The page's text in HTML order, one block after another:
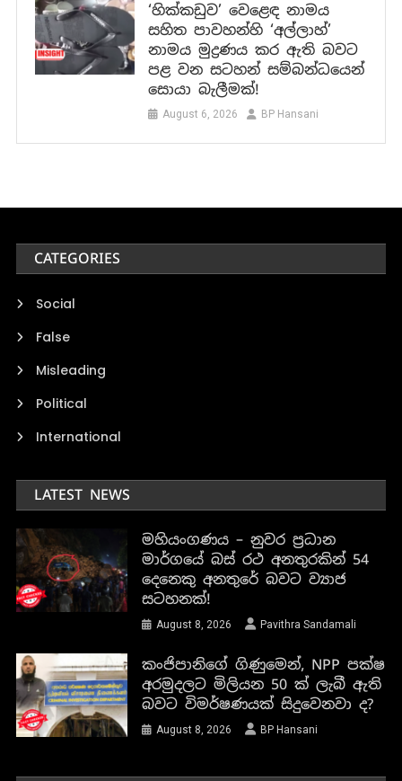
‘හික්කඩුව’ වෙළෙඳ නාමය
සහිත පාවහන්හි ‘අල්ලාහ්’
නාමය මුද්‍රණය කර ඇති බවට
පළ වන සටහන් සම්බන්ධයෙන්
සොයා බැලීමක්!
August 6, 2026 BP Hansani
CATEGORIES
Social
False
Misleading
Political
International
LATEST NEWS
මහියංගණය – නුවර ප්‍රධාන
මාර්ගයේ බස් රථ අනතුරකින් 54
දෙනෙකු අනතුරේ බවට ව්‍යාජ
සටහනක්!
August 8, 2026 Pavithra Sandamali
කංජිපානිගේ ගිණුමෙන්, NPP පක්ෂ
අරමුදලට මිලියන 50 ක් ලැබී ඇති
බවට විමර්ෂණයක් සිදුවෙනවා ද?
August 8, 2026 BP Hansani